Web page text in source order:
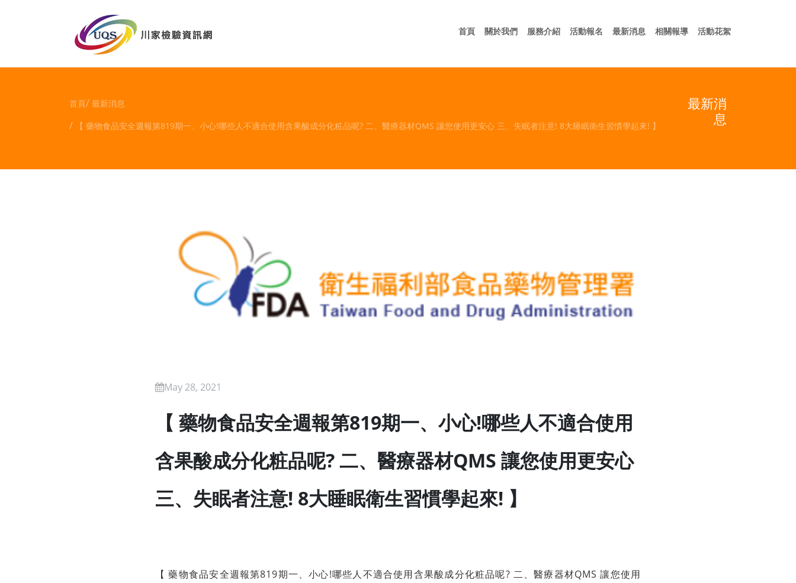
首頁首頁關於我們關於我們
服務介紹服務介紹
活動報名 活動報名
最新消息 最新消息
相關報導相關報導
活動花絮活動花絮
首頁 最新消息
【 藥物食品安全週報第819期一、小心!哪些人不適合使用含果酸成分化粧品呢? 二、醫療器材QMS 讓您使用更安心 三、失眠者注意! 8大睡眠衛生習慣學起來! 】
最新消
息
May 28, 2021
【 藥物食品安全週報第819期一、小心!哪些人不適合使用
含果酸成分化粧品呢? 二、醫療器材QMS 讓您使用更安心
三、失眠者注意! 8大睡眠衛生習慣學起來! 】
【 藥物食品安全週報第819期一、小心!哪些人不適合使用含果酸成分化粧品呢? 二、醫療器材QMS 讓您使用